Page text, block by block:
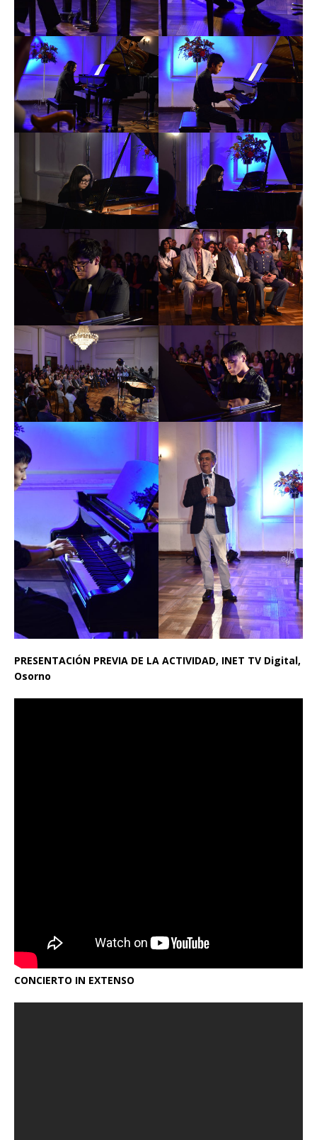
PRESENTACIÓN PREVIA DE LA ACTIVIDAD, INET TV Digital,
Osorno
CONCIERTO IN EXTENSO